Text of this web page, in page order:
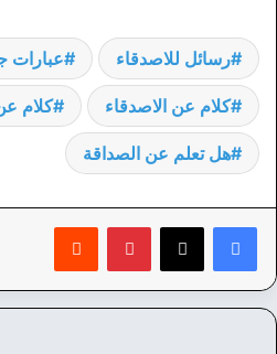
رسائل للاصدقاء عبارات
كلام عن الاصدقاء كلام
هل تعلم عن الصداقة
بينتيريست